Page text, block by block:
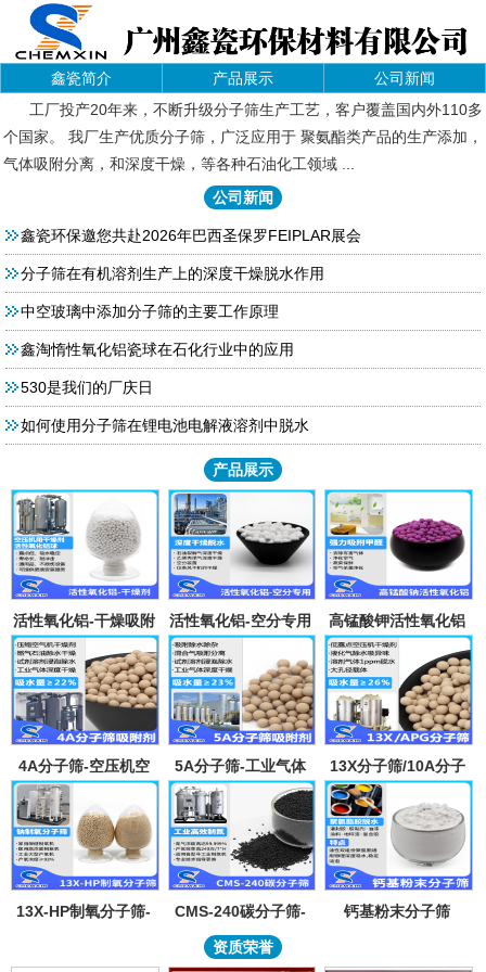
鑫瓷简介 产品展示
公司新闻
工厂投产20年来，不断升级分子筛生产工艺，客户覆盖国内外110多
个国家。 我厂生产优质分子筛，广泛应用于 聚氨酯类产品的生产添加，
气体吸附分离，和深度干燥，等各种石油化工领域 ...
公司新闻
鑫瓷环保邀您共赴2026年巴西圣保罗FEIPLAR展会
分子筛在有机溶剂生产上的深度干燥脱水作用
中空玻璃中添加分子筛的主要工作原理
鑫淘惰性氧化铝瓷球在石化行业中的应用
530是我们的厂庆日
如何使用分子筛在锂电池电解液溶剂中脱水
产品展示
活性氧化铝-干燥吸附
活性氧化铝-空分专用
吸附剂
高锰酸钾活性氧化铝
4A分子筛-空压机空
气气体吸水干燥颗粒-
溶剂试剂深度除水分
子筛吸附球
5A分子筛-工业气体
吸附纯化-溶剂深度除
水-混合气吸附分离
13X分子筛/10A分子
筛-lpglng燃气干燥除
异味除杂-空气低露点
干燥
13X-HP制氧分子筛-
筛95氧浓度-制氧钠分
CMS-240碳分子筛-
工业制氮机吸附剂炭
分子筛-99.999%浓度
钙基粉末分子筛
资质荣誉